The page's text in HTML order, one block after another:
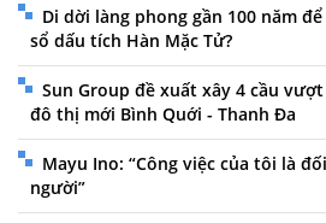
Di dời làng phong gần 100 năm
sổ dấu tích Hàn Mặc Tử?
Sun Group đề xuất xây 4 cầu
đô thị mới Bình Quới - Thanh Đa
Mayu Ino: “Công việc của tôi là
người”